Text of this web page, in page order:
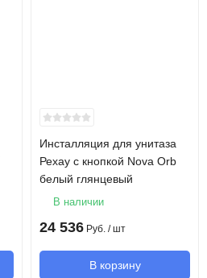
Инсталляция для унитаза
Рехау с кнопкой Nova Orb
белый глянцевый
В наличии
24 536 Руб. / шт
В корзину